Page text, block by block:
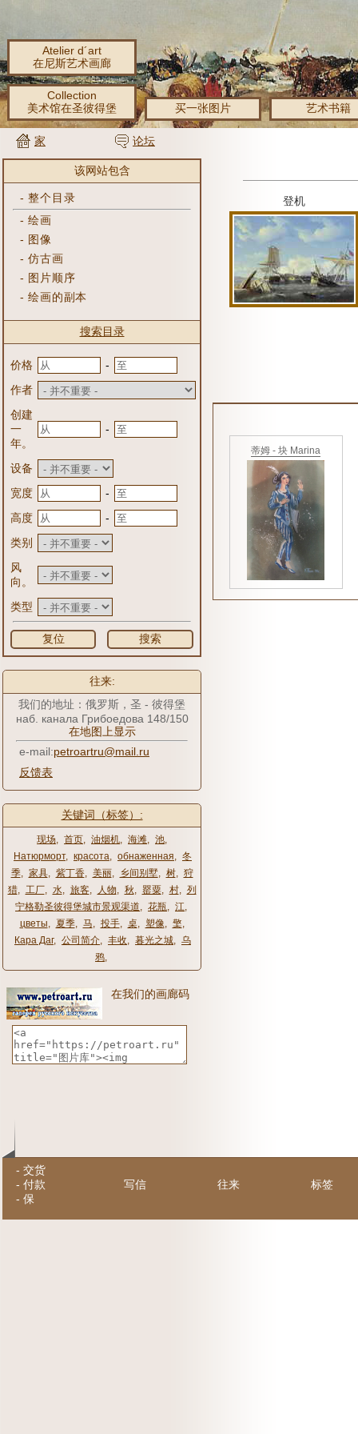
Atelier d´art
在尼斯艺术画廊
Collection
美术馆在圣彼得堡
买一张图片 艺术书籍
家 论坛
该网站包含
-整个目录
-绘画
- 图像
-仿古画
- 图片顺序
-绘画的副本
搜索目录
价格
-
作者
创建
一
年。
-
设备
宽度
-
高度
-
类别
风
向。
类型
复位 搜索
往来:
我们的地址：俄罗斯，圣 - 彼得堡
наб. канала Грибоедова 148/150
在地图上显示
e-mail:petroartru@mail.ru
反馈表
关键词（标签）:
现场, 首页, 油烟机, 海滩, 池,
Натюрморт, красота, обнаженная, 冬
季, 家具, 紫丁香, 美丽, 乡间别墅, 树, 狩
猎, 工厂, 水, 旅客, 人物, 秋, 罂粟, 村, 列
宁格勒圣彼得堡城市景观渠道, 花瓶, 江,
цветы, 夏季, 马, 投手, 桌, 塑像, 檠,
Кара Даг, 公司简介, 丰收, 暮光之城, 乌
鸦,
在我们的画廊码
登机
蒂姆 - 块 Marina
- 交货
- 付款
- 保
写信 往来 标签